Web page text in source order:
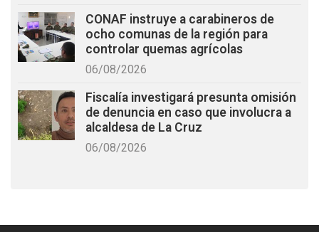
CONAF instruye a carabineros de
ocho comunas de la región para
controlar quemas agrícolas
06/08/2026
Fiscalía investigará presunta omisión
de denuncia en caso que involucra a
alcaldesa de La Cruz
06/08/2026